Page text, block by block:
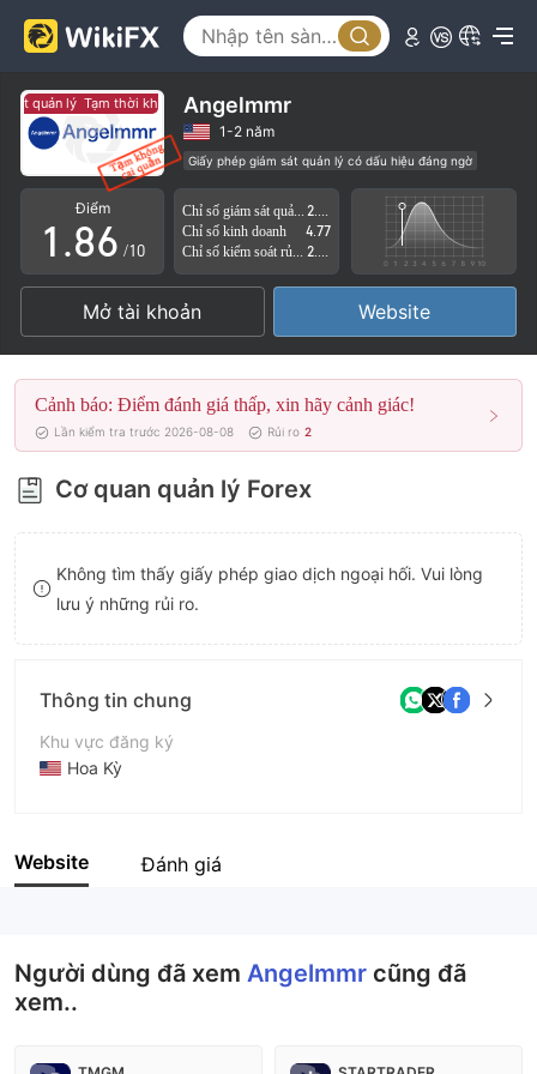
quản lý Tạm thời không có giám sát quản lý
Angelmmr
1-2 năm
Giấy phép giám sát quản lý có dấu hiệu đáng ngờ
Lĩnh vực nghiệp vụ đáng ngờ
Nguy cơ rủi ro cao
Điểm
0
1
2
3
4
5
6
7
8
9
.
4
5
6
7
8
9
2
3
4
5
6
7
8
9
/10
Chỉ số kinh doanh
4.77
Mở tài khoản Website
Cảnh báo: Điểm đánh giá thấp, xin hãy cảnh giác!
Lần kiểm tra trước 2026-08-08 Rủi ro 2
Cơ quan quản lý Forex
Không tìm thấy giấy phép giao dịch ngoại hối. Vui lòng
lưu ý những rủi ro.
Thông tin chung
Khu vực đăng ký
Hoa Kỳ
Tên công ty
Website Đánh giá
Người dùng đã xem Angelmmr cũng đã
xem..